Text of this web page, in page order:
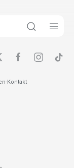
Kontakt